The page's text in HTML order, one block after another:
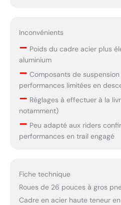
Inconvénients
– Poids du cadre acier plus
aluminium
– Composants de
performances limitées en
– Réglages à effectuer à la
notamment)
– Peu adapté aux riders
performances en trail engagé
Fiche technique
Roues de 26 pouces à gros
Cadre en acier haute teneur